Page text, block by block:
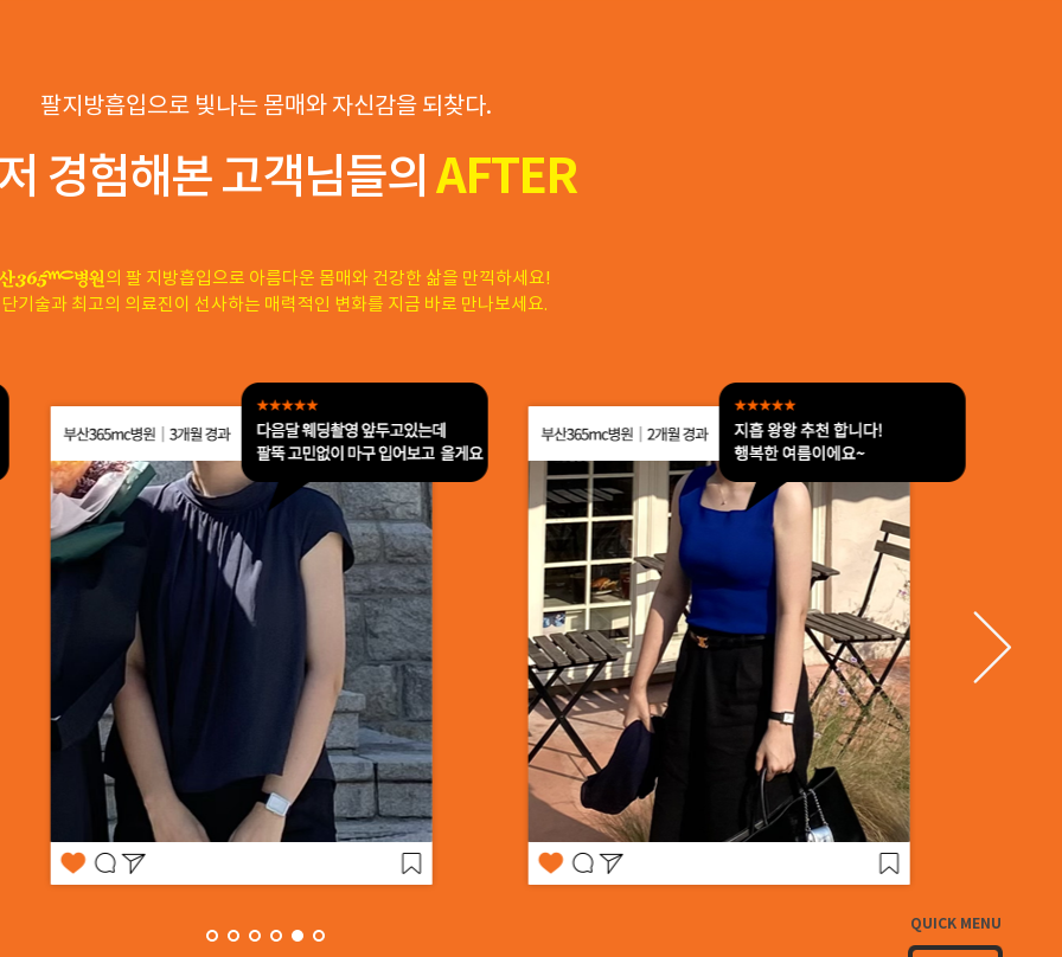
팔지방흡입으로 빛나는 몸매와 자신감을 되찾다.
경험해본 고객님들의 AFTER
의 팔 지방흡입으로 아름다운 몸매와 건강한 삶을 만끽하세요!
기술과 최고의 의료진이 선사하는 매력적인 변화를 지금 바로 만나보세요.
QUICK MENU